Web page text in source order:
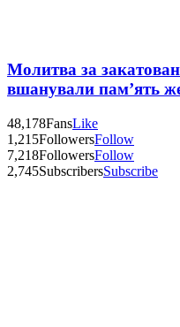
Молитва за
вшанували пам’ять
48,178FansLike
1,215FollowersFollow
7,218FollowersFollow
2,745SubscribersSubscribe